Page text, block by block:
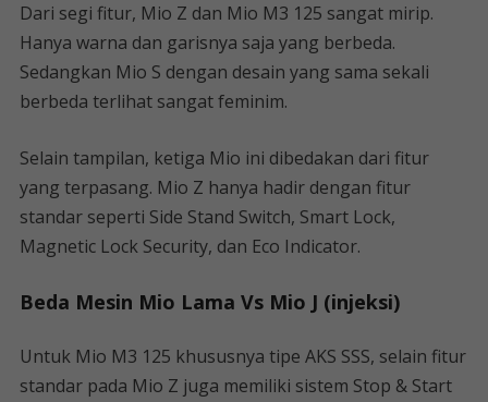
Dari segi fitur, Mio Z dan Mio M3 125 sangat mirip.
Hanya warna dan garisnya saja yang berbeda.
Sedangkan Mio S dengan desain yang sama sekali
berbeda terlihat sangat feminim.
Selain tampilan, ketiga Mio ini dibedakan dari fitur
yang terpasang. Mio Z hanya hadir dengan fitur
standar seperti Side Stand Switch, Smart Lock,
Magnetic Lock Security, dan Eco Indicator.
Beda Mesin Mio Lama Vs Mio J (injeksi)
Untuk Mio M3 125 khususnya tipe AKS SSS, selain fitur
standar pada Mio Z juga memiliki sistem Stop & Start